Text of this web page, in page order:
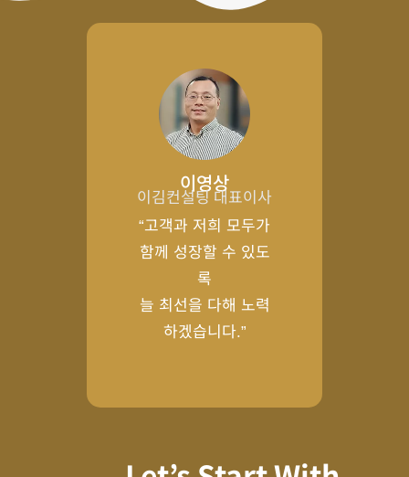
이영상
이김컨설팅 대표이사
“고객과 저희 모두가
함께 성장할 수 있도
록
늘 최선을 다해 노력
하겠습니다.”